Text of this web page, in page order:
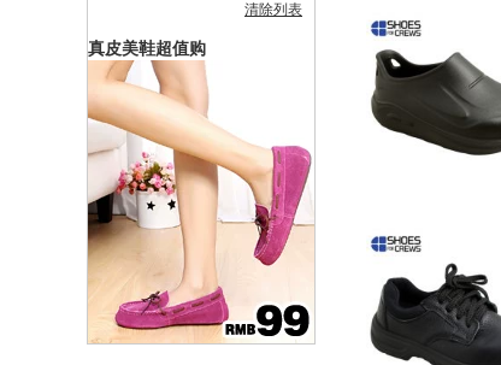
清除列表
真皮美鞋超值购